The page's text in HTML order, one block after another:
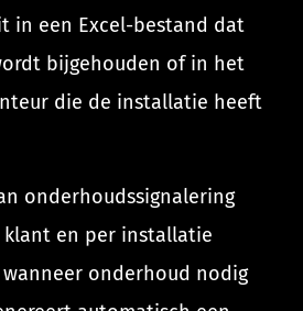
in een Excel-bestand dat
bijgehouden of in het
die de installatie heeft
onderhoudssignalering
en per installatie
onderhoud nodig